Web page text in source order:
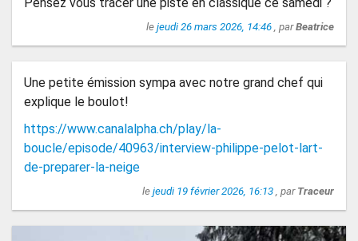
le jeudi 26 mars 2026, 14:46 , parBeatrice
Une petite émission sympa avec notre grand chef qui
explique le boulot!
https://www.canalalpha.ch/play/la-
boucle/episode/40963/interview-philippe-pelot-lart-
de-preparer-la-neige
le jeudi 19 février 2026, 16:13 , par Traceur